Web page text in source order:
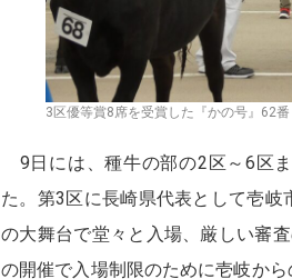
3区優等賞8席を受賞した『かの号』62番
9日には、種牛の部の2区～6区
た。第3区に長崎県代表として壱
の大舞台で堂々と入場、厳しい審
の開催で入場制限のために壱岐か